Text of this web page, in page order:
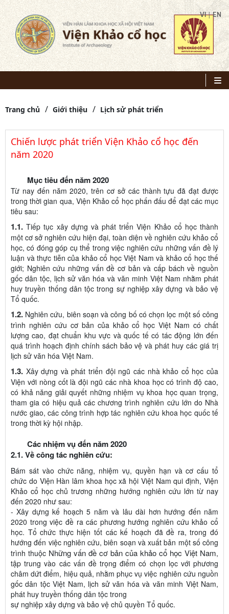
VI|EN
Trang chủ Giới thiệu Lịch sử phát triển
Chiến lược phát triển Viện Khảo cổ học đến
năm 2020
Mục tiêu đến năm 2020
Từ nay đến năm 2020, trên cơ sở các thành tựu đã đạt được
trong thời gian qua, Viện Khảo cổ học phấn đấu để đạt các mục
tiêu sau:
1.1.Tiếp tục xây dựng và phát triển Viện Khảo cổ học thành
một cơ sở nghiên cứu hiện đại, toàn diện về nghiên cứu khảo cổ
học, có đóng góp cụ thể trong việc nghiên cứu những vấn đề lý
luận và thực tiễn của khảo cổ học Việt Nam và khảo cổ học thế
giới; Nghiên cứu những vấn đề cơ bản và cấp bách về nguồn
gốc dân tộc, lịch sử văn hóa và văn minh Việt Nam nhằm phát
huy truyền thống dân tộc trong sự nghiệp xây dựng và bảo vệ
Tổ quốc.
1.2. Nghiên cứu, biên soạn và công bố có chọn lọc một số công
trình nghiên cứu cơ bản của khảo cổ học Việt Nam có chất
lượng cao, đạt chuẩn khu vực và quốc tế có tác động lớn đến
quá trình hoạch định chính sách bảo vệ và phát huy các giá trị
lịch sử văn hóa Việt Nam.
1.3. Xây dựng và phát triển đội ngũ các nhà khảo cổ học của
Viện với nòng cốt là đội ngũ các nhà khoa học có trình độ cao,
có khả năng giải quyết những nhiệm vụ khoa học quan trọng,
tham gia có hiệu quả các chương trình nghiên cứu lớn do Nhà
nước giao, các công trình hợp tác nghiên cứu khoa học quốc tế
trong thời kỳ hội nhập.
Các nhiệm vụ đến năm 2020
2.1. Về công tác nghiên cứu:
Bám sát vào chức năng, nhiệm vụ, quyền hạn và cơ cấu tổ
chức do Viện Hàn lâm khoa học xã hội Việt Nam qui định, Viện
Khảo cổ học chủ trương những hướng nghiên cứu lớn từ nay
đến 2020 như sau:
- Xây dựng kế hoạch 5 năm và lâu dài hơn hướng đến năm
2020 trong việc đề ra các phương hướng nghiên cứu khảo cổ
học. Tổ chức thực hiện tốt các kế hoạch đã đề ra, trong đó
hướng đến việc nghiên cứu, biên soạn và xuất bản một số công
trình thuộc Những vấn đề cơ bản của khảo cổ học Việt Nam,
tập trung vào các vấn đề trọng điểm có chọn lọc với phương
châm dứt điểm, hiệu quả, nhằm phục vụ việc nghiên cứu nguồn
gốc dân tộc Việt Nam, lịch sử văn hóa và văn minh Việt Nam,
phát huy truyền thống dân tộc trong
sự nghiệp xây dựng và bảo vệ chủ quyền Tổ quốc.